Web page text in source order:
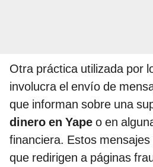
Otra práctica utilizada por
involucra el envío de
que informan sobre una
dinero en Yape o en
financiera. Estos
que redirigen a páginas